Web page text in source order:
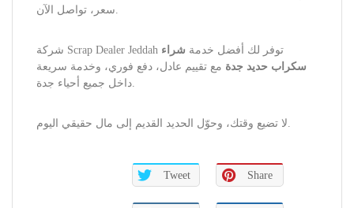
سعر، تواصل الآن.
شركة Scrap Dealer Jeddah توفر لك أفضل خدمة شراء
سكراب حديد جدة مع تقييم عادل، دفع فوري، وخدمة سريعة
داخل جميع أحياء جدة.
لا تضيع وقتك، وحوّل الحديد القديم إلى مال حقيقي اليوم.
Tweet Share